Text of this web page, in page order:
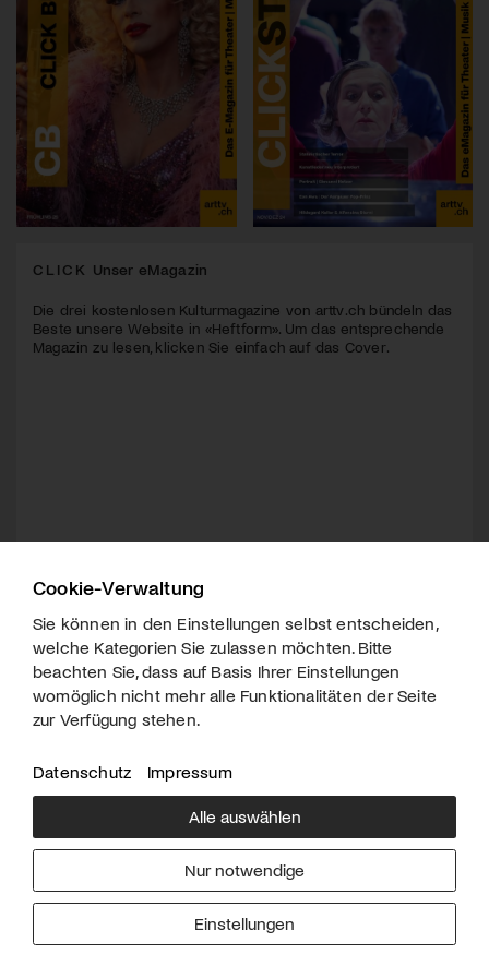
CLICK Unser eMagazin
Die drei kostenlosen Kulturmagazine von arttv.ch bündeln das
Beste unsere Website in «Heftform». Um das entsprechende
Magazin zu lesen, klicken Sie einfach auf das Cover.
Über uns
Downloads
Werben
Impressum
Cookie-Verwaltung
Sie können in den Einstellungen selbst entscheiden,
welche Kategorien Sie zulassen möchten. Bitte
beachten Sie, dass auf Basis Ihrer Einstellungen
womöglich nicht mehr alle Funktionalitäten der Seite
zur Verfügung stehen.
Datenschutz Impressum
Alle auswählen
Nur notwendige
Einstellungen